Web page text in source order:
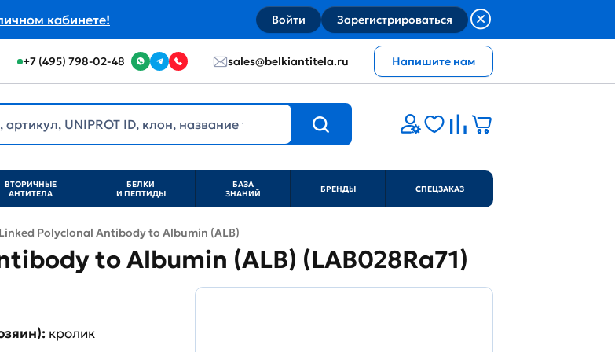
кабинете! Войти Зарегистрироваться
+7 (495) 798-02-48 sales@belkiantitela.ru Напишите нам
ВТОРИЧНЫЕ
АНТИТЕЛА
БЕЛКИ
И ПЕПТИДЫ
БАЗА
ЗНАНИЙ
БРЕНДЫ СПЕЦЗАКАЗ
Polyclonal Antibody to Albumin (ALB)
to Albumin (ALB) (LAB028Ra71)
кролик